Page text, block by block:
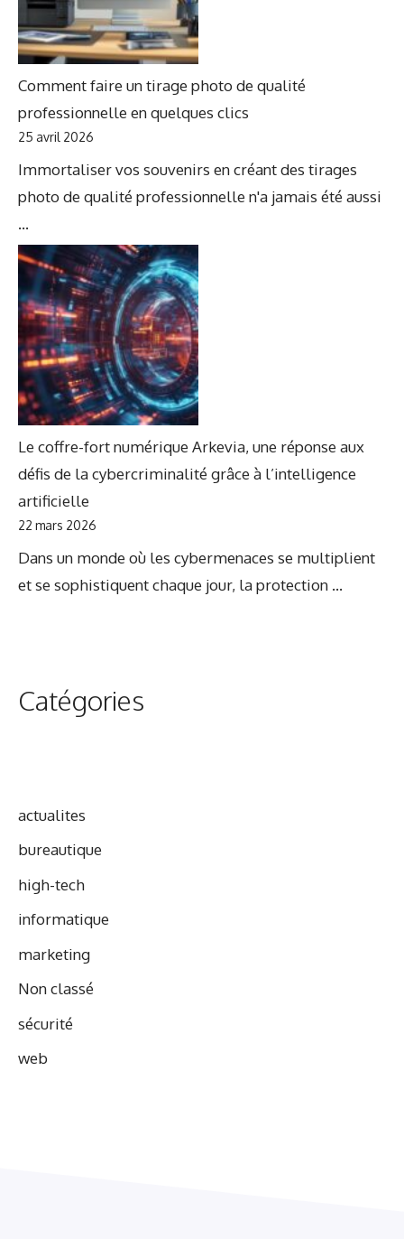
Comment faire un tirage photo de qualité
professionnelle en quelques clics
25 avril 2026
Immortaliser vos souvenirs en créant des tirages
photo de qualité professionnelle n'a jamais été aussi
...
Le coffre-fort numérique Arkevia, une réponse aux
défis de la cybercriminalité grâce à l’intelligence
artificielle
22 mars 2026
Dans un monde où les cybermenaces se multiplient
et se sophistiquent chaque jour, la protection ...
Catégories
actualites
bureautique
high-tech
informatique
marketing
Non classé
sécurité
web